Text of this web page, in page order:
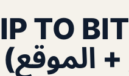
+ الموقع)